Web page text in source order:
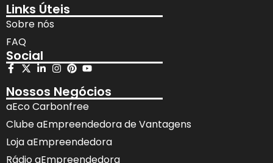
Links Úteis
Sobre nós
FAQ
Social
Nossos Negócios
aEco Carbonfree
Clube aEmpreendedora de Vantagens
Loja aEmpreendedora
Rádio aEmpreendedora